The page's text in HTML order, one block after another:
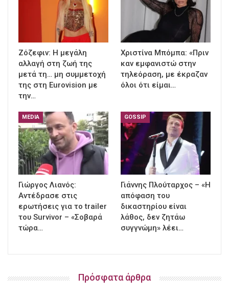
Ζόζεφιν: Η μεγάλη
αλλαγή στη ζωή της
μετά τη… μη συμμετοχή
της στη Eurovision με
την…
Χριστίνα Μπόμπα: «Πριν
καν εμφανιστώ στην
τηλεόραση, με έκραζαν
όλοι ότι είμαι…
MEDIA
Γιώργος Λιανός:
Αντέδρασε στις
ερωτήσεις για το trailer
του Survivor – «Σοβαρά
τώρα…
GOSSIP
Γιάννης Πλούταρχος – «Η
απόφαση του
δικαστηρίου είναι
λάθος, δεν ζητάω
συγγνώμη» λέει…
Πρόσφατα άρθρα